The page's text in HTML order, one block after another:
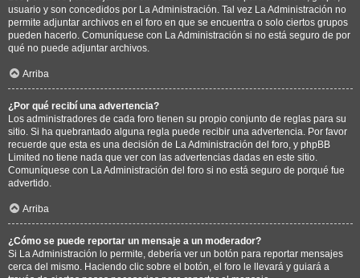
usuario y son concedidos por La Administración. Tal vez La Administración no
permite adjuntar archivos en el foro en que se encuentra o solo ciertos grupos
pueden hacerlo. Comuníquese con La Administración si no está seguro de por
qué no puede adjuntar archivos.
Arriba
¿Por qué recibí una advertencia?
Los administradores de cada foro tienen su propio conjunto de reglas para su
sitio. Si ha quebrantado alguna regla puede recibir una advertencia. Por favor
recuerde que esta es una decisión de La Administración del foro, y phpBB
Limited no tiene nada que ver con las advertencias dadas en este sitio.
Comuníquese con La Administración del foro si no está seguro de porqué fue
advertido.
Arriba
¿Cómo se puede reportar un mensaje a un moderador?
Si La Administración lo permite, debería ver un botón para reportar mensajes
cerca del mismo. Haciendo clic sobre el botón, el foro le llevará y guiará a